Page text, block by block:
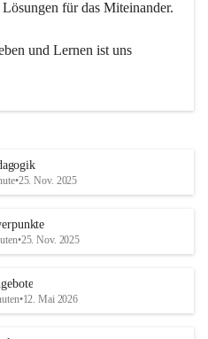
für das Miteinander.
und Lernen ist uns
•25. Nov. 2025
•25. Nov. 2025
•12. Mai 2026